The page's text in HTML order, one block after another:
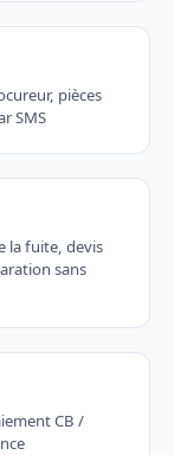
pièces
SMS
la fuite, devis
sans
CB /